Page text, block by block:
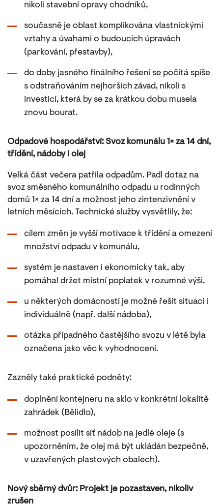
nikoli stavební opravy chodníků,
současně je oblast komplikována vlastnickými
vztahy a úvahami o budoucích úpravách
(parkování, přestavby),
do doby jasného finálního řešení se počítá spíše
s odstraňováním nejhorších závad, nikoli s
investicí, která by se za krátkou dobu musela
znovu bourat.
Odpadové hospodářství: Svoz komunálu 1× za 14 dní,
třídění, nádoby i olej
Velká část večera patřila odpadům. Padl dotaz na
svoz směsného komunálního odpadu u rodinných
domů 1× za 14 dní a možnost jeho zintenzivnění v
letních měsících. Technické služby vysvětlily, že:
cílem změn je vyšší motivace k třídění a omezení
množství odpadu v komunálu,
systém je nastaven i ekonomicky tak, aby
pomáhal držet místní poplatek v rozumné výši,
u některých domácností je možné řešit situaci i
individuálně (např. další nádoba),
otázka případného častějšího svozu v létě byla
označena jako věc k vyhodnocení.
Zazněly také praktické podněty:
doplnění kontejneru na sklo v konkrétní lokalitě
zahrádek (Bělidlo),
možnost posílit síť nádob na jedlé oleje (s
upozorněním, že olej má být ukládán bezpečně,
v uzavřených plastových obalech).
Nový sběrný dvůr: Projekt je pozastaven, nikoliv
zrušen